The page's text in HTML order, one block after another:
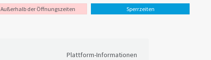
Außerhalb der Öffnungszeiten Sperrzeiten
Plattform-Informationen